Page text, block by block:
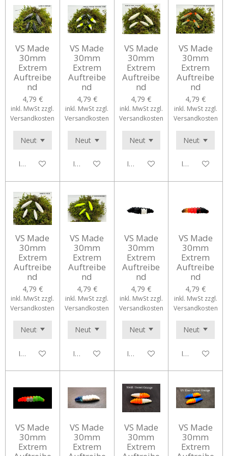
VS Made
30mm
Extrem
Auftreibe
nd
4,79 €
inkl. MwSt zzgl.
Versandkosten
In den Warenkorb
VS Made
30mm
Extrem
Auftreibe
nd
4,79 €
inkl. MwSt zzgl.
Versandkosten
In den Warenkorb
VS Made
30mm
Extrem
Auftreibe
nd
4,79 €
inkl. MwSt zzgl.
Versandkosten
In den Warenkorb
VS Made
30mm
Extrem
Auftreibe
nd
4,79 €
inkl. MwSt zzgl.
Versandkosten
In den
VS Made
30mm
Extrem
Auftreibe
nd
4,79 €
inkl. MwSt zzgl.
Versandkosten
In den Warenkorb
VS Made
30mm
Extrem
Auftreibe
nd
4,79 €
inkl. MwSt zzgl.
Versandkosten
In den Warenkorb
VS Made
30mm
Extrem
Auftreibe
nd
4,79 €
inkl. MwSt zzgl.
Versandkosten
In den Warenkorb
VS Made
30mm
Extrem
Auftreibe
nd
4,79 €
inkl. MwSt zzgl.
Versandkosten
In den
VS Made
30mm
Extrem
VS Made
30mm
Extrem
VS Made
30mm
Extrem
VS Made
30mm
Extrem